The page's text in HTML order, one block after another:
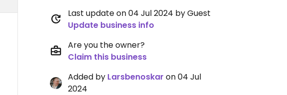
Last update on 04 Jul 2024 by Guest
Update business info
Are you the owner?
Claim this business
Added by Larsbenoskar on 04 Jul
2024